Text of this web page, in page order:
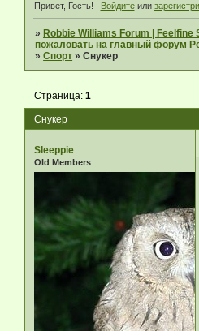
Привет, Гость! Войдитеили
» Robbie Williams Forum | Feelfine
пожаловать на главный форум
»Спорт »Снукер
Снукер
Страница:1
Sleeppie
Old Members